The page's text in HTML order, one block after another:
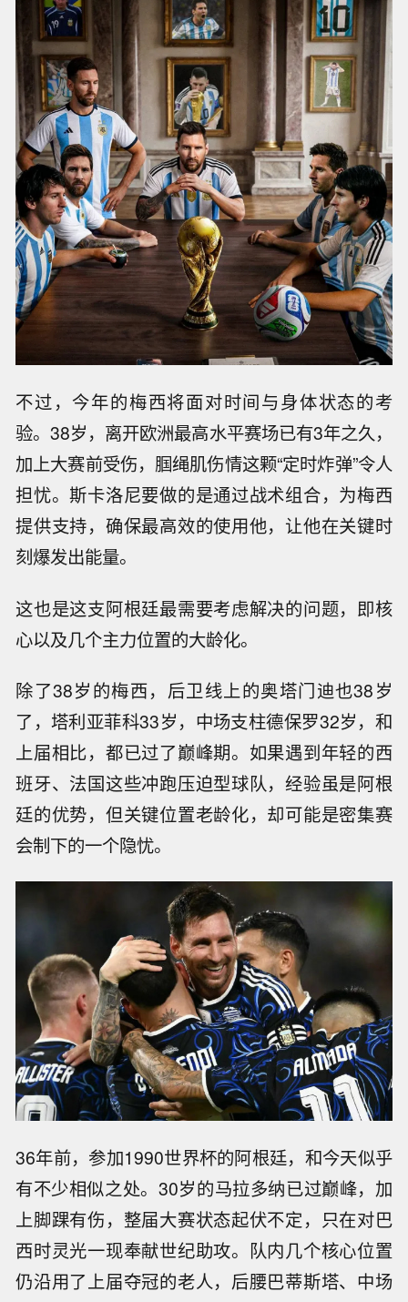
不过，今年的梅西将面对时间与身体状态的考
验。38岁，离开欧洲最高水平赛场已有3年之久，
加上大赛前受伤，腘绳肌伤情这颗“定时炸弹”令人
担忧。斯卡洛尼要做的是通过战术组合，为梅西
提供支持，确保最高效的使用他，让他在关键时
刻爆发出能量。
这也是这支阿根廷最需要考虑解决的问题，即核
心以及几个主力位置的大龄化。
除了38岁的梅西，后卫线上的奥塔门迪也38岁
了，塔利亚菲科33岁，中场支柱德保罗32岁，和
上届相比，都已过了巅峰期。如果遇到年轻的西
班牙、法国这些冲跑压迫型球队，经验虽是阿根
廷的优势，但关键位置老龄化，却可能是密集赛
会制下的一个隐忧。
36年前，参加1990世界杯的阿根廷，和今天似乎
有不少相似之处。30岁的马拉多纳已过巅峰，加
上脚踝有伤，整届大赛状态起伏不定，只在对巴
西时灵光一现奉献世纪助攻。队内几个核心位置
仍沿用了上届夺冠的老人，后腰巴蒂斯塔、中场